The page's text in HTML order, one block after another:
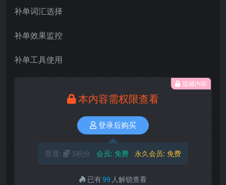
补单词汇选择
补单效果监控
补单工具使用
隐藏内容
本内容需权限查看
登录后购买
普通: 5积分 会员: 免费 永久会员: 免费
已有99 人解锁查看